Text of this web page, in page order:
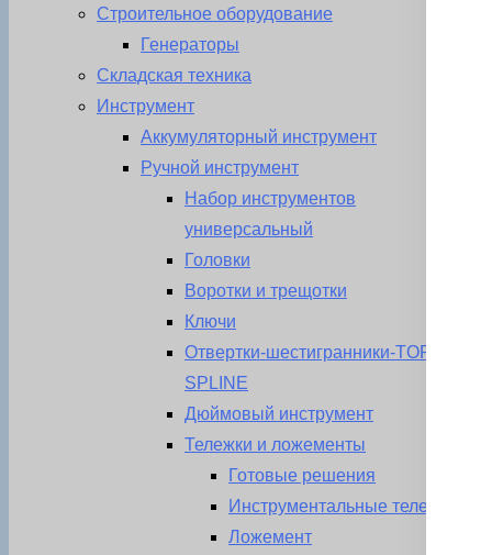
Строительное оборудование
Генераторы
Складская техника
Инструмент
Аккумуляторный инструмент
Ручной инструмент
Набор инструментов
универсальный
Головки
Воротки и трещотки
Ключи
Отвертки-шестигранники-TORX-
SPLINE
Дюймовый инструмент
Тележки и ложементы
Готовые решения
Инструментальные тележки
Ложемент